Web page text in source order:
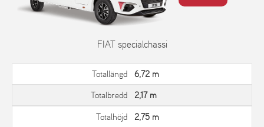
FIAT specialchassi
Totallängd 6,72 m
Totalbredd 2,17 m
Totalhöjd 2,75 m